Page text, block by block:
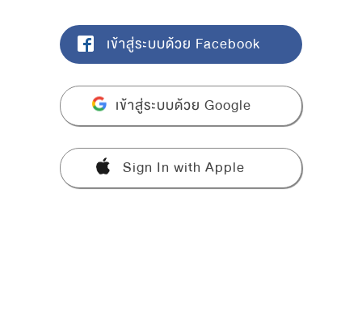
เข้าสู่ระบบด้วย Facebook
เข้าสู่ระบบด้วย Google
Sign In with Apple